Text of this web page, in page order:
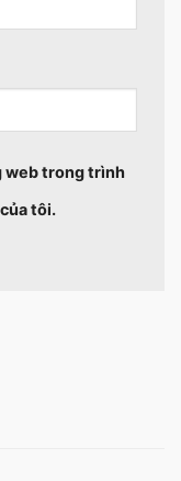
web trong trình
tôi.